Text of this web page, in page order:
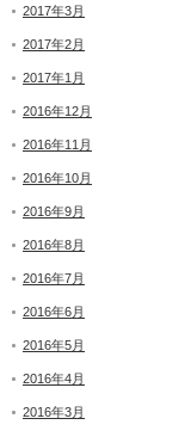
2017年3月
2017年2月
2017年1月
2016年12月
2016年11月
2016年10月
2016年9月
2016年8月
2016年7月
2016年6月
2016年5月
2016年4月
2016年3月